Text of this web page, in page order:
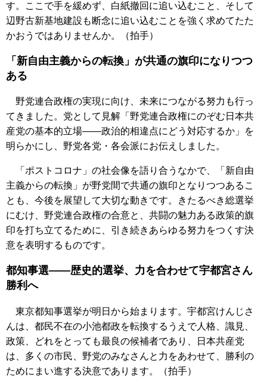
す。ここで手を緩めず、白紙撤回に追い込むこと、そして
辺野古新基地建設も断念に追い込むことを強く求めてたた
かおうではありませんか。（拍手）
「新自由主義からの転換」が共通の旗印になりつつ
ある
野党連合政権の実現に向け、未来につながる努力も行っ
てきました。党として見解「野党連合政権にのぞむ日本共
産党の基本的立場――政治的相違点にどう対応するか」を
明らかにし、野党各党・各会派にお伝えしました。
「ポストコロナ」の社会像を語り合うなかで、「新自由
主義からの転換」が野党間で共通の旗印となりつつあるこ
とも、今後を展望して大切な動きです。きたるべき総選挙
にむけ、野党連合政権の合意と、共闘の魅力ある政策的旗
印を打ち立てるために、引き続きあらゆる努力をつくす決
意を表明するものです。
都知事選――歴史的選挙、力を合わせて宇都宮さん
勝利へ
東京都知事選挙が明日から始まります。宇都宮けんじさ
んは、都民不在の小池都政を転換するうえで人格、識見、
政策、どれをとっても最良の候補者であり、日本共産党
は、多くの市民、野党のみなさんと力をあわせて、勝利の
ためにまい進する決意であります。（拍手）